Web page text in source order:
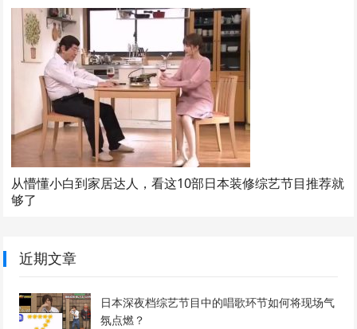
从懵懂小白到家居达人，看这10部日本装修综艺节目推荐就
够了
近期文章
日本深夜档综艺节目中的唱歌环节如何将现场气
氛点燃？